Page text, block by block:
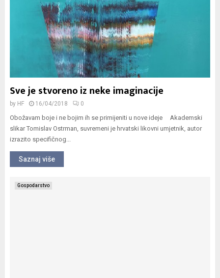
Sve je stvoreno iz neke imaginacije
by HF 16/04/2018 0
Obožavam boje i ne bojim ih se primijeniti u nove ideje Akademski
slikar Tomislav Ostrman, suvremeni je hrvatski likovni umjetnik, autor
izrazito specifičnog...
Saznaj više
Gospodarstvo